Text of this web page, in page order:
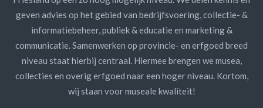
geven advies op het gebied van bedrijfsvoering, collectie- &
informatiebeheer, publiek & educatie en marketing &
communicatie. Samenwerken op provincie- en erfgoed breed
niveau staat hierbij centraal. Hiermee brengen we musea,
collecties en overig erfgoed naar een hoger niveau. Kortom,
wij staan voor museale kwaliteit!